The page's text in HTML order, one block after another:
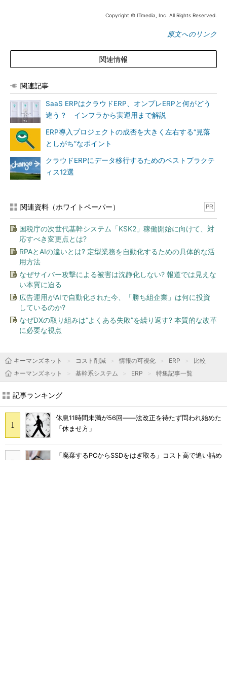
Copyright © ITmedia, Inc. All Rights Reserved.
原文へのリンク
関連情報
関連記事
SaaS ERPはクラウドERP、オンプレERPと何がどう
違う？ インフラから実運用まで解説
ERP導入プロジェクトの成否を大きく左右する“見落
としがち”なポイント
クラウドERPにデータ移行するためのベストプラクテ
ィス12選
関連資料（ホワイトペーパー） PR
国税庁の次世代基幹システム「KSK2」稼働開始に向けて、対
応すべき変更点とは?
RPAとAIの違いとは? 定型業務を自動化するための具体的な活
用方法
なぜサイバー攻撃による被害は沈静化しない? 報道では見えな
い本質に迫る
広告運用がAIで自動化された今、「勝ち組企業」は何に投資
しているのか?
なぜDXの取り組みは“よくある失敗”を繰り返す? 本質的な改革
に必要な視点
キーマンズネット コスト削減 情報の可視化 ERP
比較
キーマンズネット
基幹系システム ERP 特集記事一覧
記事ランキング
休息11時間未満が56回――法改正を待たず問われ始めた
「休ませ方」
「廃棄するPCからSSDをはぎ取る」コスト高で追い詰め